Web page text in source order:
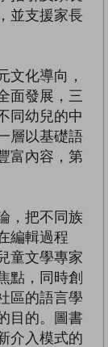
並支援家長
文化導向，
面發展，三
同幼兒的中
層以基礎語
富內容，第
，把不同族
編輯過程
童文學專家
點，同時創
區的語言學
目的。圖書
介入模式的